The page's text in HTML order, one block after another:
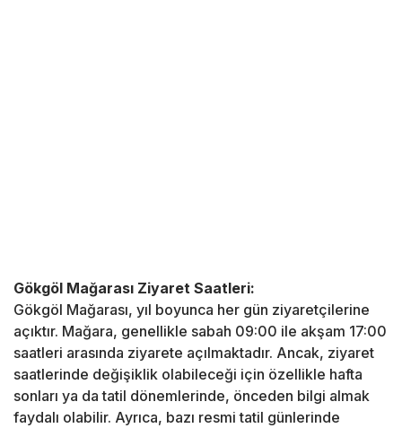
Gökgöl Mağarası Ziyaret Saatleri:
Gökgöl Mağarası, yıl boyunca her gün ziyaretçilerine
açıktır. Mağara, genellikle sabah 09:00 ile akşam 17:00
saatleri arasında ziyarete açılmaktadır. Ancak, ziyaret
saatlerinde değişiklik olabileceği için özellikle hafta
sonları ya da tatil dönemlerinde, önceden bilgi almak
faydalı olabilir. Ayrıca, bazı resmi tatil günlerinde